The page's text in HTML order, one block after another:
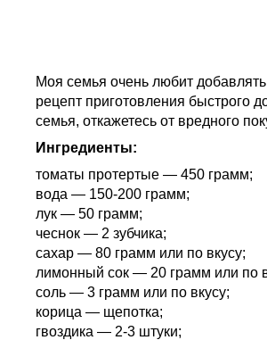
Моя семья очень любит
рецепт приготовления быстрого
семья, откажетесь от вредного
Ингредиенты:
томаты протертые — 450 грамм;
вода — 150-200 грамм;
лук — 50 грамм;
чеснок — 2 зубчика;
сахар — 80 грамм или по вкусу;
лимонный сок — 20 грамм или по
соль — 3 грамм или по вкусу;
корица — щепотка;
гвоздика — 2-3 штуки;